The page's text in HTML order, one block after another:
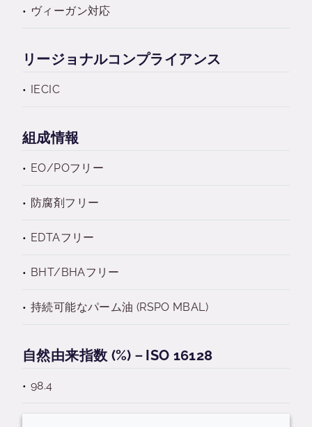
ヴィーガン対応
リージョナルコンプライアンス
IECIC
組成情報
EO/POフリー
防腐剤フリー
EDTAフリー
BHT/BHAフリー
持続可能なパーム油 (RSPO MBAL)
自然由来指数 (%)－ISO 16128
98.4